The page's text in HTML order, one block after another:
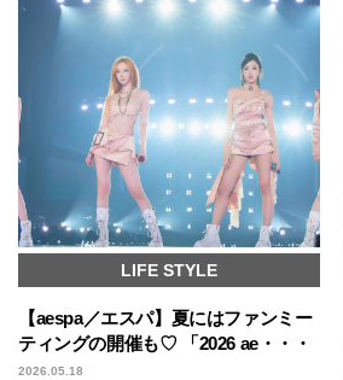
LIFE STYLE
【aespa／エスパ】夏にはファンミー
ティングの開催も♡ 「2026 ae・・・
2026.05.18